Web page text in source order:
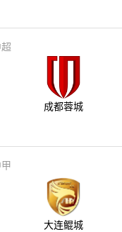
成都蓉城
大连鲲城